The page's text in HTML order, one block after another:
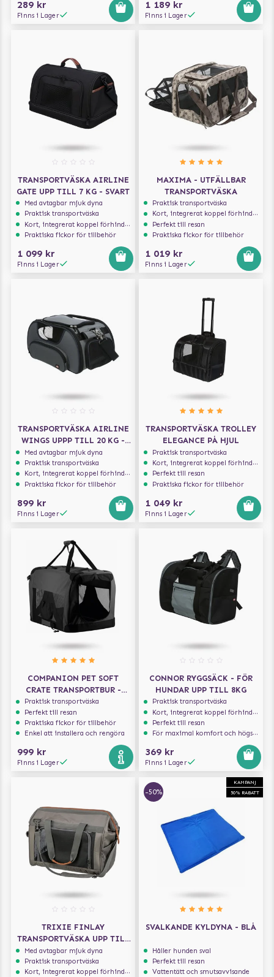
289 kr
Finns i Lager
1 189 kr
Finns i Lager
TRANSPORTVÄSKA AIRLINE
GATE UPP TILL 7 KG - SVART
Med avtagbar mjuk dyna
Praktisk transportväska
Kort, integrerat koppel förhindrar att hunden hoppar ur
Praktiska fickor för tillbehör
1 099 kr
Finns i Lager
MAXIMA - UTFÄLLBAR
TRANSPORTVÄSKA
Praktisk transportväska
Kort, integrerat koppel förhindrar att hunden hoppar ur
Perfekt till resan
Praktiska fickor för tillbehör
1 019 kr
Finns i Lager
TRANSPORTVÄSKA AIRLINE
WINGS UPPP TILL 20 KG -
GRÅ/BLÅ
Med avtagbar mjuk dyna
Praktisk transportväska
Kort, integrerat koppel förhindrar att hunden hoppar ur
Praktiska fickor för tillbehör
899 kr
Finns i Lager
TRANSPORTVÄSKA TROLLEY
ELEGANCE PÅ HJUL
Praktisk transportväska
Kort, integrerat koppel förhindrar att hunden hoppar ur
Perfekt till resan
Praktiska fickor för tillbehör
1 049 kr
Finns i Lager
COMPANION PET SOFT
CRATE TRANSPORTBUR -
GRÅ/SVART
Praktisk transportväska
Perfekt till resan
Praktiska fickor för tillbehör
Enkel att installera och rengöra
999 kr
Finns i Lager
CONNOR RYGGSÄCK - FÖR
HUNDAR UPP TILL 8KG
Praktisk transportväska
Kort, integrerat koppel förhindrar att hunden hoppar ur
Perfekt till resan
För maximal komfort och högsta säkerhet
369 kr
Finns i Lager
TRIXIE FINLAY
TRANSPORTVÄSKA UPP TILL
10KG
Med avtagbar mjuk dyna
Praktisk transportväska
Kort, integrerat koppel förhindrar att hunden hoppar ur
KAMPANJ
50% RABATT
-50%
SVALKANDE KYLDYNA - BLÅ
Håller hunden sval
Perfekt till resan
Vattentätt och smutsavvisande